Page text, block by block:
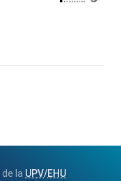
de la UPV/EHU